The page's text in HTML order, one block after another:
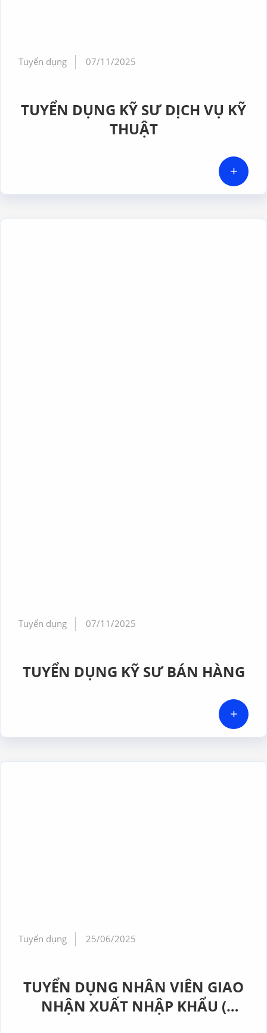
Tuyển dụng 07/11/2025
TUYỂN DỤNG KỸ SƯ DỊCH VỤ KỸ
THUẬT
+
Tuyển dụng 07/11/2025
TUYỂN DỤNG KỸ SƯ BÁN HÀNG
+
Tuyển dụng 25/06/2025
TUYỂN DỤNG NHÂN VIÊN GIAO
NHẬN XUẤT NHẬP KHẨU (